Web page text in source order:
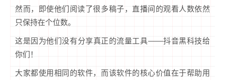
然而，即使他们阅读了很多稿子，直播间的观看人数依然
只保持在个位数。
这是因为他们没有分享真正的流量工具——抖音黑科技给
你们！
大家都使用相同的软件，而该软件的核心价值在于帮助用